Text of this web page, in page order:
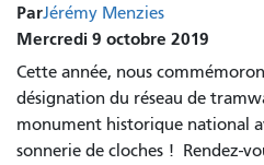
ParJérémy Menzies
Mercredi 9 octobre 2019
Cette année, nous
désignation du réseau de
monument historique national
sonnerie de cloches ! Rendez-